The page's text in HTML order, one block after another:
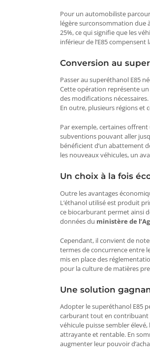
Pour un automobiliste
légère surconsommation due
25%, ce qui signifie que les
inférieur de l’E85
Conversion au
Passer au superéthanol E85
Cette opération représente
des modifications
En outre, plusieurs régions et
Par exemple, certaines
subventions pouvant aller
bénéficient d’un abattement
les nouveaux véhicules, un
Un choix à la fois
Outre les avantages
L’éthanol utilisé est produit
ce biocarburant permet ainsi
données du ministère de
Cependant, il convient de
termes de concurrence entre
mis en place des
pour la culture de matières
Une solution
Adopter le superéthanol E85
carburant tout en contribuant
véhicule puisse sembler
attrayante et rentable. En
augmenter leur pouvoir